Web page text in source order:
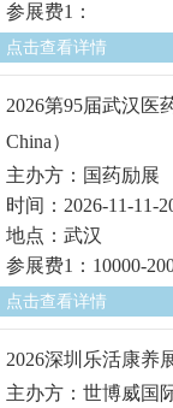
参展费1：
点击查看详情
2026第95届武汉医
China）
主办方：国药励展
时间：2026-11-11-
地点：武汉
参展费1：10000-
点击查看详情
2026深圳乐活康养
主办方：世博威国